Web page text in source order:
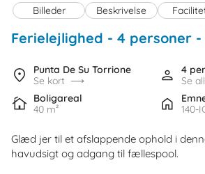
Billeder Beskrivelse
Ferielejlighed - 4 personer -
Punta De Su Torrione
Se kort
4
Se
Boligareal
40 m²
140-
Glæd jer til et afslappende ophold i
havudsigt og adgang til fællespool.